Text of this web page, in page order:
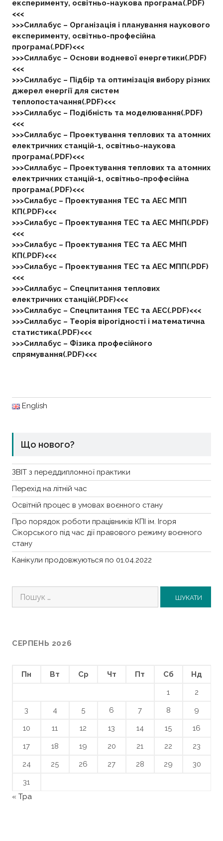
експерименту, освітньо-наукова програма(.PDF)
<<<
>>>Силлабус – Організація і планування наукового
експерименту, освітньо-професійна
програма(.PDF)<<<
>>>Силлабус – Основи водневої енергетики(.PDF)
<<<
>>>Силлабус – Підбір та оптимізація вибору різних
джерел енергії для систем
теплопостачання(.PDF)<<<
>>>Силлабус – Подібність та моделювання(.PDF)
<<<
>>>Силлабус – Проектування теплових та атомних
електричних станцій-1, освітньо-наукова
програма(.PDF)<<<
>>>Силлабус – Проектування теплових та атомних
електричних станцій-1, освітньо-професійна
програма(.PDF)<<<
>>>Силабус – Проектування ТЕС та АЕС МПП
КП(.PDF)<<<
>>>Силабус – Проектування ТЕС та АЕС МНП(.PDF)
<<<
>>>Силабус – Проектування ТЕС та АЕС МНП
КП(.PDF)<<<
>>>Силабус – Проектування ТЕС та АЕС МПП(.PDF)
<<<
>>>Силлабус – Спецпитання теплових
електричних станцій(.PDF)<<<
>>>Силлабус – Спецпитання ТЕС та АЕС(.PDF)<<<
>>>Силлабус – Теорія вірогідності і математична
статистика(.PDF)<<<
>>>Силлабус – Фізика професійного
спрямування(.PDF)<<<
English
Що нового?
ЗВІТ з переддипломної практики
Перехід на літній час
Освітній процес в умовах воєнного стану
Про порядок роботи працівників КПІ ім. Ігоря
Сікорського під час дії правового режиму воєнного
стану
Канікули продовжуються по 01.04.2022
СЕРПЕНЬ 2026
Пн Вт Ср Чт Пт Сб
Нд
1
2
3
4 5 6 7 8
9
10
11 12 13 14 15
16
17
18 19 20 21 22
23
24
25 26 27 28 29
30
31
« Тра